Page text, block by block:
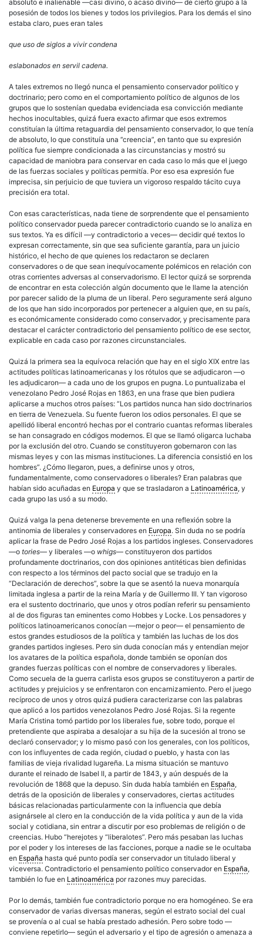
absoluto e inalienable —casi divino, o acaso divino— de cierto grupo a la
posesión de todos los bienes y todos los privilegios. Para los demás el sino
estaba claro, pues eran tales
que uso de siglos a vivir condena
eslabonados en servil cadena.
A tales extremos no llegó nunca el pensamiento conservador político y
doctrinario; pero como en el comportamiento político de algunos de los
grupos que lo sostenían quedaba evidenciada esa convicción mediante
hechos inocultables, quizá fuera exacto afirmar que esos extremos
constituían la última retaguardia del pensamiento conservador, lo que tenía
de absoluto, lo que constituía una ‘‘creencia”, en tanto que su expresión
política fue siempre condicionada a las circunstancias y mostró su
capacidad de maniobra para conservar en cada caso lo más que el juego
de las fuerzas sociales y políticas permitía. Por eso esa expresión fue
imprecisa, sin perjuicio de que tuviera un vigoroso respaldo tácito cuya
precisión era total.
Con esas características, nada tiene de sorprendente que el pensamiento
político conservador pueda parecer contradictorio cuando se lo analiza en
sus textos. Ya es difícil —y contradictorio a veces— decidir qué textos lo
expresan correctamente, sin que sea suficiente garantía, para un juicio
histórico, el hecho de que quienes los redactaron se declaren
conservadores o de que sean inequívocamente polémicos en relación con
otras corrientes adversas al conservadorismo. El lector quizá se sorprenda
de encontrar en esta colección algún documento que le llame la atención
por parecer salido de la pluma de un liberal. Pero seguramente será alguno
de los que han sido incorporados por pertenecer a alguien que, en su país,
es económicamente considerado como conservador, y precisamente para
destacar el carácter contradictorio del pensamiento político de ese sector,
explicable en cada caso por razones circunstanciales.
Quizá la primera sea la equívoca relación que hay en el siglo XIX entre las
actitudes políticas latinoamericanas y los rótulos que se adjudicaron —o
les adjudicaron— a cada uno de los grupos en pugna. Lo puntualizaba el
venezolano Pedro José Rojas en 1863, en una frase que bien pudiera
aplicarse a muchos otros países: “Los partidos nunca han sido doctrinarios
en tierra de Venezuela. Su fuente fueron los odios personales. El que se
apellidó liberal encontró hechas por el contrario cuantas reformas liberales
se han consagrado en códigos modernos. El que se llamó oligarca luchaba
por la exclusión del otro. Cuando se constituyeron gobernaron con las
mismas leyes y con las mismas instituciones. La diferencia consistió en los
hombres”. ¿Cómo llegaron, pues, a definirse unos y otros,
fundamentalmente, como conservadores o liberales? Eran palabras que
habían sido acuñadas en Europa y que se trasladaron a Latinoamérica, y
cada grupo las usó a su modo.
Quizá valga la pena detenerse brevemente en una reflexión sobre la
antinomia de liberales y conservadores en Europa. Sin duda no se podría
aplicar la frase de Pedro José Rojas a los partidos ingleses. Conservadores
—o tories— y liberales —o whigs— constituyeron dos partidos
profundamente doctrinarios, con dos opiniones antitéticas bien definidas
con respecto a los términos del pacto social que se tradujo en la
“Declaración de derechos”, sobre la que se asentó la nueva monarquía
limitada inglesa a partir de la reina María y de Guillermo III. Y tan vigoroso
era el sustento doctrinario, que unos y otros podían referir su pensamiento
al de dos figuras tan eminentes como Hobbes y Locke. Los pensadores y
políticos latinoamericanos conocían —mejor o peor— el pensamiento de
estos grandes estudiosos de la política y también las luchas de los dos
grandes partidos ingleses. Pero sin duda conocían más y entendían mejor
los avatares de la política española, donde también se oponían dos
grandes fuerzas políticas con el nombre de conservadores y liberales.
Como secuela de la guerra carlista esos grupos se constituyeron a partir de
actitudes y prejuicios y se enfrentaron con encarnizamiento. Pero el juego
recíproco de unos y otros quizá pudiera caracterizarse con las palabras
que aplicó a los partidos venezolanos Pedro José Rojas. Si la regente
María Cristina tomó partido por los liberales fue, sobre todo, porque el
pretendiente que aspiraba a desalojar a su hija de la sucesión al trono se
declaró conservador; y lo mismo pasó con los generales, con los políticos,
con los influyentes de cada región, ciudad o pueblo, y hasta con las
familias de vieja rivalidad lugareña. La misma situación se mantuvo
durante el reinado de Isabel II, a partir de 1843, y aún después de la
revolución de 1868 que la depuso. Sin duda había también en España,
detrás de la oposición de liberales y conservadores, ciertas actitudes
básicas relacionadas particularmente con la influencia que debía
asignársele al clero en la conducción de la vida política y aun de la vida
social y cotidiana, sin entrar a discutir por eso problemas de religión o de
creencias. Hubo “herejotes y “liberalotes”. Pero más pesaban las luchas
por el poder y los intereses de las facciones, porque a nadie se le ocultaba
en España hasta qué punto podía ser conservador un titulado liberal y
viceversa. Contradictorio el pensamiento político conservador en España,
también lo fue en Latinoamérica por razones muy parecidas.
Por lo demás, también fue contradictorio porque no era homogéneo. Se era
conservador de varias diversas maneras, según el estrato social del cual
se provenía o al cual se había prestado adhesión. Pero sobre todo —
conviene repetirlo— según el adversario y el tipo de agresión o amenaza a